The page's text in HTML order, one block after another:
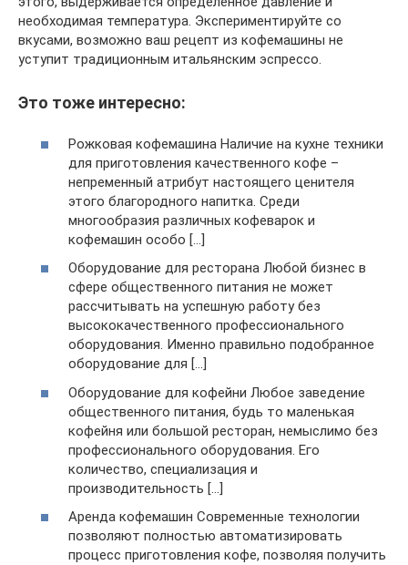
необходимая температура. Экспериментируйте со
вкусами, возможно ваш рецепт из кофемашины не
уступит традиционным итальянским эспрессо.
Это тоже интересно:
Рожковая кофемашина Наличие на кухне техники
для приготовления качественного кофе –
непременный атрибут настоящего ценителя
этого благородного напитка. Среди
многообразия различных кофеварок и
кофемашин особо […]
Оборудование для ресторана Любой бизнес в
сфере общественного питания не может
рассчитывать на успешную работу без
высококачественного профессионального
оборудования. Именно правильно подобранное
оборудование для […]
Оборудование для кофейни Любое заведение
общественного питания, будь то маленькая
кофейня или большой ресторан, немыслимо без
профессионального оборудования. Его
количество, специализация и
производительность […]
Аренда кофемашин Современные технологии
позволяют полностью автоматизировать
процесс приготовления кофе, позволяя получить